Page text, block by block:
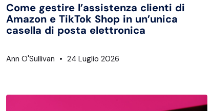
Come gestire l’assistenza clienti di
Amazon e TikTok Shop in un’unica
casella di posta elettronica
Ann O'Sullivan 24 Luglio 2026